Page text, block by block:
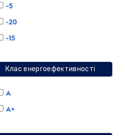
-5
-20
-15
Клас енергоефективності
А
А+